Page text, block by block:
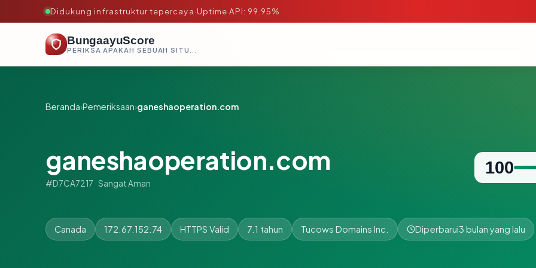
Didukung infrastruktur tepercaya·Uptime API: 99.95%
BungaayuScore
PERIKSA APAKAH SEBUAH SITUS AMAN, TEPERCAYA, DAN TERVERIFIKASI DALAM HITUNGAN DETIK.
Beranda›Pemeriksaan›ganeshaoperation.com
ganeshaoperation.com
#D7CA7217 · Sangat Aman
100
Canada 172.67.152.74 HTTPS Valid 7.1 tahun Tucows Domains Inc. Diperbarui3 bulan yang lalu